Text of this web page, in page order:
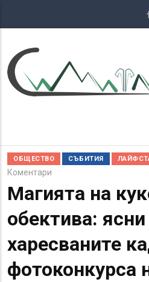
съдържание
ОБЩЕСТВО СЪБИТИЯ
Коментари
Магията на
обектива:
харесваните
фотоконкурса